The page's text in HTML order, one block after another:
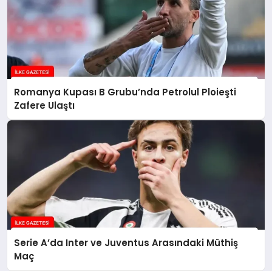
Romanya Kupası B Grubu’nda Petrolul Ploieşti
Zafere Ulaştı
Serie A’da Inter ve Juventus Arasındaki Müthiş
Maç